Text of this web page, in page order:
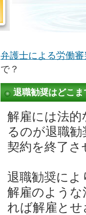
弁護士による労働
で？
退職勧奨はどこま
解雇には法
るのが退職
契約を終了
退職勧奨によ
解雇のよう
れば解雇と